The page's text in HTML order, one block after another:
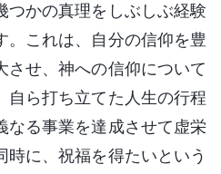
つかの真理をしぶしぶ経験
。これは、自分の信仰を豊
させ、神への信仰について
自ら打ち立てた人生の行程
なる事業を達成させて虚栄
に、祝福を得たいという